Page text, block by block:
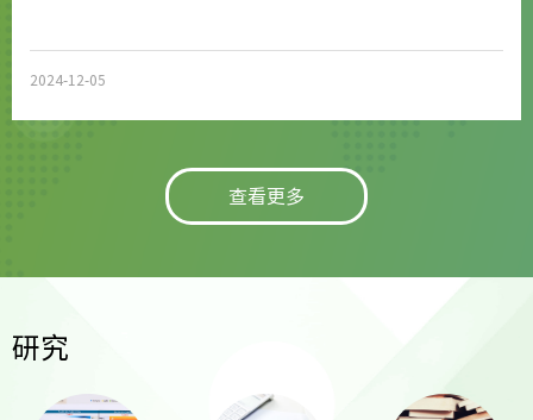
2024-12-05
查看更多
研究